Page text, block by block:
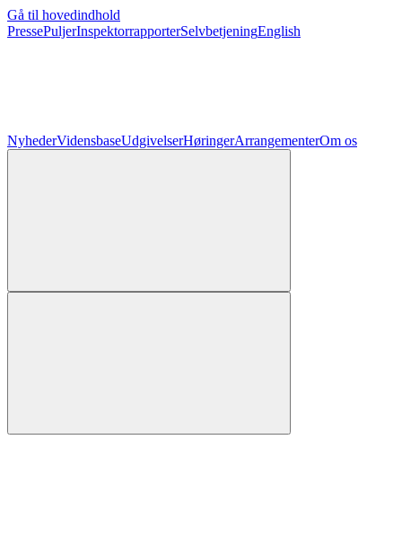
Gå til hovedindhold
PressePuljerInspektorrapporterSelvbetjeningEnglish
NyhederVidensbaseUdgivelserHøringerArrangementerOm os